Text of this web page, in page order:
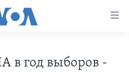
в год выборов -